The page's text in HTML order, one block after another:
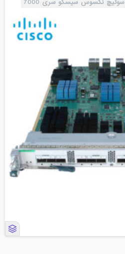
سوئیچ نکسوس سیسکو سری 7000